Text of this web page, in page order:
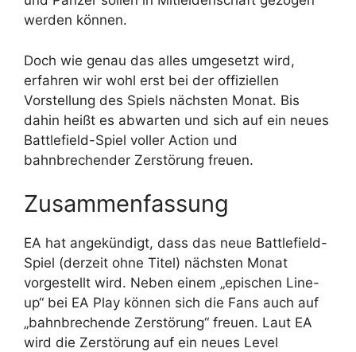
werden können.
Doch wie genau das alles umgesetzt wird,
erfahren wir wohl erst bei der offiziellen
Vorstellung des Spiels nächsten Monat. Bis
dahin heißt es abwarten und sich auf ein neues
Battlefield-Spiel voller Action und
bahnbrechender Zerstörung freuen.
Zusammenfassung
EA hat angekündigt, dass das neue Battlefield-
Spiel (derzeit ohne Titel) nächsten Monat
vorgestellt wird. Neben einem „epischen Line-
up“ bei EA Play können sich die Fans auch auf
„bahnbrechende Zerstörung“ freuen. Laut EA
wird die Zerstörung auf ein neues Level